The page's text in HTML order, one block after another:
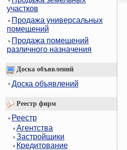
участков
Продажа универсальных
помещений
Продажа помещений
различного назначения
Доска объявлений
Доска объявлений
Реестр фирм
Реестр
Агентства
Застройщики
Кредитование